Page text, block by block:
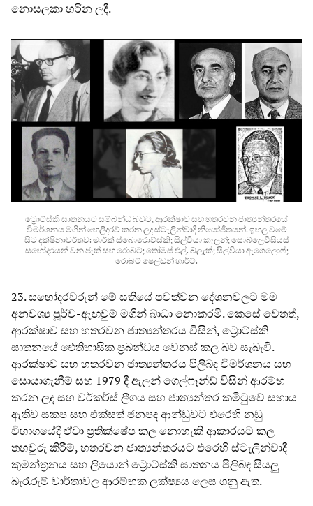
නොසලකා හරින ලදී.
ට්‍රොට්ස්කි ඝාතනයට සම්බන්ධ බවට, ආරක්ෂාව සහ හතරවන ජාත්‍යන්තරයේ
විමර්ශනය මගින් හෙලිදරව් කරන ලද ස්ටැලින්වාදී නියෝජිතයන්. ඉහල වමේ
සිට දක්ෂිනාවර්තව: මාර්ක් ස්බොරොව්ස්කි; සිල්වියා කැලන්; සොබ්ලෙවිසියස්
සහෝදරයන් වන ජැක් සහ රොබට්; තෝමස් එල්. බ්ලැක්; සිල්වියා ඇගෙලොෆ්;
රොබට් ෂෙල්ඩන් හාර්ට්.
23. සහෝදරවරුන් මේ සතියේ පවත්වන දේශනවලට මම
අනවශ්‍ය පූර්ව-ඇඟවුම් මගින් බාධා නොකරමි. කෙසේ වෙතත්,
ආරක්ෂාව සහ හතරවන ජාත්‍යන්තරය විසින්, ට්‍රොට්ස්කි
ඝාතනයේ ඓතිහාසික ප්‍රබන්ධය වෙනස් කල බව සැබැවි.
ආරක්ෂාව සහ හතරවන ජාත්‍යන්තරය පිලිබඳ විමර්ශනය සහ
සොයාගැනීම් සහ 1979 දී ඇලන් ගෙල්ෆෑන්ඩ් විසින් ආරම්භ
කරන ලද සහ වර්කර්ස් ලීගය සහ ජාත්‍යන්තර කමිටුවේ සහාය
ඇතිව සකප සහ එක්සත් ජනපද ආන්ඩුවට එරෙහි නඩු
විභාගයේදී ඒවා ප්‍රතික්ෂේප කල නොහැකි ආකාරයට කල
තහවුරු කිරීම්, හතරවන ජාත්‍යන්තරයට එරෙහි ස්ටැලින්වාදී
කුමන්ත්‍රනය සහ ලියොන් ට්‍රොට්ස්කි ඝාතනය පිලිබඳ සියලු
බැරෑරුම් වාර්තාවල ආරම්භක ලක්ෂ්‍යය ලෙස ගනු ඇත.